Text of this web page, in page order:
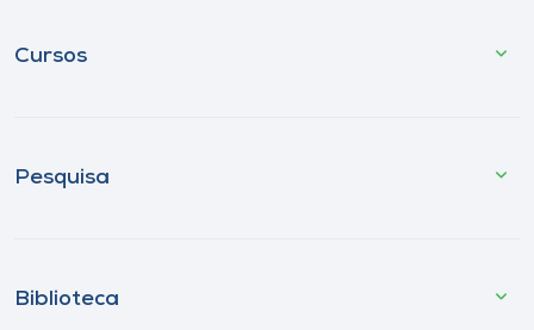
Cursos
Pesquisa
Biblioteca